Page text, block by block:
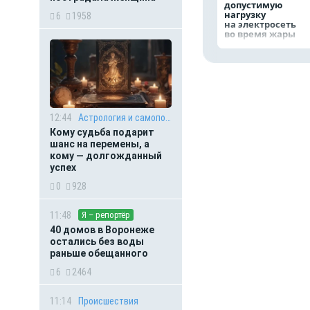
6
1958
12:44
Кому судьба подарит
шанс на перемены, а
кому — долгожданный
успех
0
928
11:48 Я – репортёр
40 домов в Воронеже
остались без воды
раньше обещанного
6
2464
11:14 Происшествия
допустимую
нагрузку
на электросеть
во время жары